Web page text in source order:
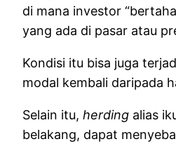
di mana investor
yang ada di pasar atau
Kondisi itu bisa juga
modal kembali daripada
Selain itu, herding alias
belakang, dapat